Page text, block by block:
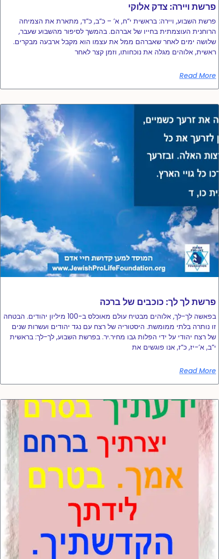
פרשת ויירה: צדק אלוקי
פרשת השבוע, ויירה: בראשית י”ח, א’ – כ”ב, כ”ד, מתארת ​​את הצמיחה
הרוחנית העוצמתית בחייו של אברהם. בהמשך לסיפור מהשבוע שעבר,
שלושה ימים לאחר שאברהם ממל את עצמו הוא מקבל ארבעה מבקרים.
ראשית, אלוהים מגלה את נוכחותו, וזמן קצר לאחר
Read More
פרשת לך לך: כוכבים של ברכה
בפאשה לך-לך, אלוהים מבטיח עולם מאוכלס ב-100 מיליון יהודים. הבטחה
זו נותרה בלתי ממומשת. היסטוריה של רצח עם נגד יהודים ועשרות שנים
של רצח יהודי על ידי הפלות גבו מחיר.יר. בפרשת השבוע, לך-לך: בראשית
י”ב, א’-יז, כ”ז, אנו פוגשים את
Read More